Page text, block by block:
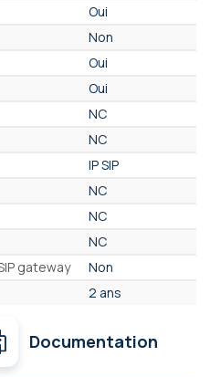
Oui
Non
Oui
Oui
NC
NC
IP SIP
NC
NC
NC
gateway
Non
2 ans
Documentation